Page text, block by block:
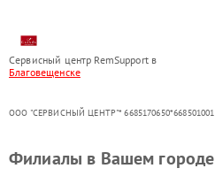
Сервисный центр RemSupport в
Благовещенске
ООО "СЕРВИСНЫЙ ЦЕНТР"* 6685170650*668501001
Филиалы в Вашем городе